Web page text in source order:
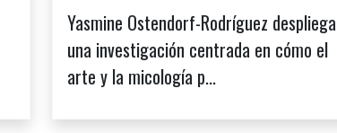
Yasmine Ostendorf-Rodríguez despliega
una investigación centrada en cómo el
arte y la micología p...